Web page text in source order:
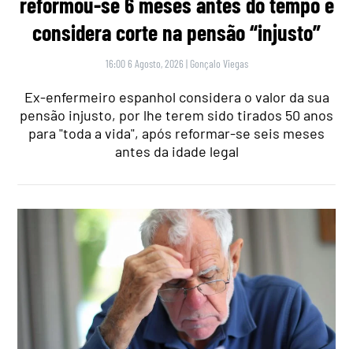
considera corte na pensão “injusto”
16:00 6 Agosto, 2026 | Gonçalo Viegas
Ex-enfermeiro espanhol considera o valor da sua
pensão injusto, por lhe terem sido tirados 50 anos
para "toda a vida", após reformar-se seis meses
antes da idade legal